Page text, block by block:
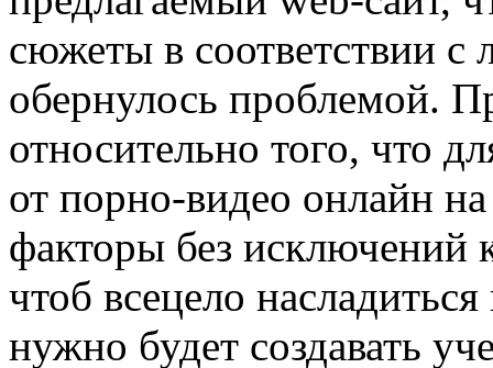
сюжеты в соответствии
обернулось проблемой.
относительно того, что
от порно-видео онлайн
факторы без исключений
чтоб всецело
нужно будет создавать